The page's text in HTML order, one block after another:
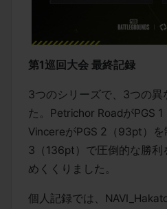
第1巡回大会 最終記録
3つのシリーズで、3つの異
た。Petrichor RoadがPGS
VincereがPGS 2（93pt）
3（136pt）で圧倒的な勝利
めくくりました。
個人記録では、